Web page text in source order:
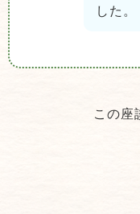
した。
この座